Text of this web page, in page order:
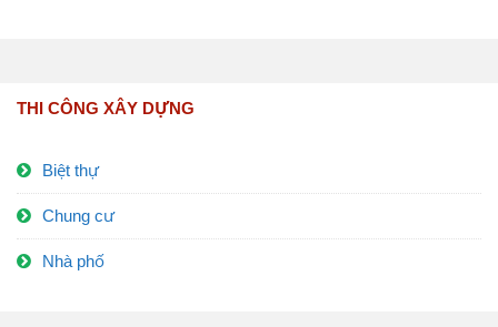
THI CÔNG XÂY DỰNG
Biệt thự
Chung cư
Nhà phố